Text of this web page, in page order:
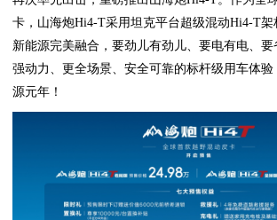
卡，山海炮Hi4-T采用坦克平台超级混动Hi4-T架
新能源完美融合，要劲儿有劲儿、要电有电、
强动力、更全场景、安全可靠的标杆级用车体
源元年！